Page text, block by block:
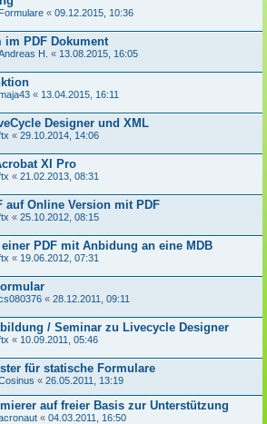
Formulare « 09.12.2015, 10:36
im PDF Dokument
H. « 13.08.2015, 16:05
« 13.04.2015, 16:11
Designer und XML
« 29.10.2014, 14:06
XI Pro
« 21.02.2013, 08:31
auf Online Version mit PDF
« 25.10.2012, 08:15
PDF mit Anbidung an eine MDB
« 19.06.2012, 07:31
« 28.12.2011, 09:11
/ Seminar zu Livecycle Designer
« 10.09.2011, 05:46
für statische Formulare
« 26.05.2011, 13:19
auf freier Basis zur Unterstützung
« 04.03.2011, 16:50